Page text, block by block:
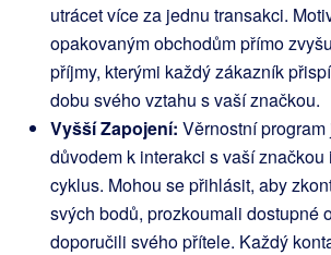
utrácet více za jednu transakci.
opakovaným obchodům přímo
příjmy, kterými každý zákazník
dobu svého vztahu s vaší značkou.
Vyšší Zapojení: Věrnostní
důvodem k interakci s vaší
cyklus. Mohou se přihlásit, aby
svých bodů, prozkoumali dostupné
doporučili svého přítele. Každý